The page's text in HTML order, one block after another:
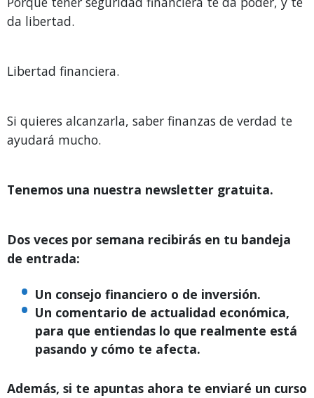
da libertad.
Libertad financiera.
Si quieres alcanzarla, saber finanzas de verdad te
ayudará mucho.
Tenemos una nuestra newsletter gratuita.
Dos veces por semana recibirás en tu bandeja
de entrada:
Un consejo financiero o de inversión.
Un comentario de actualidad económica,
para que entiendas lo que realmente está
pasando y cómo te afecta.
Además, si te apuntas ahora te enviaré un curso